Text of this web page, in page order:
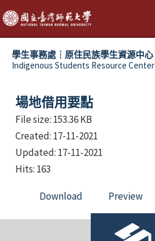
跳
至
主
學生事務處┆原住民族學生資源中心
Indigenous Students Resource Center
場地借用要點
File size: 153.36 KB
Created: 17-11-2021
Updated: 17-11-2021
Hits: 163
Download Preview